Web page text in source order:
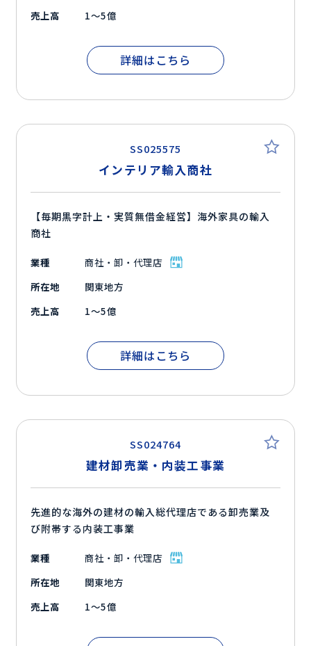
売上高
1～5億
詳細はこちら
SS025575
インテリア輸入商社
【毎期黒字計上・実質無借金経営】海外家具の輸入
商社
業種
商社・卸・代理店
所在地
関東地方
売上高
1～5億
詳細はこちら
SS024764
建材卸売業・内装工事業
先進的な海外の建材の輸入総代理店である卸売業及
び附帯する内装工事業
業種
商社・卸・代理店
所在地
関東地方
売上高
1～5億